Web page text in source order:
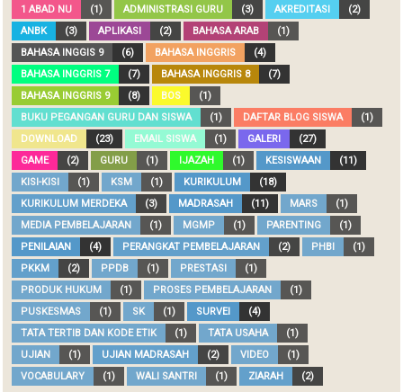
1 ABAD NU (1) ADMINISTRASI GURU (3) AKREDITASI
(2)
ANBK
(3) APLIKASI (2) BAHASA ARAB
(1)
BAHASA INGGIS 9
(6) BAHASA INGGRIS
(4)
BAHASA INGGRIS 7
(7) BAHASA INGGRIS 8
(7)
BAHASA INGGRIS 9
(8) BOS
(1)
BUKU PEGANGAN GURU DAN SISWA
(1) DAFTAR BLOG SISWA
(1)
DOWNLOAD
(23) EMAIL SISWA (1) GALERI
(27)
GAME
(2) GURU (1) IJAZAH (1) KESISWAAN
(11)
KISI-KISI
(1) KSM (1) KURIKULUM
(18)
KURIKULUM MERDEKA
(3) MADRASAH (11) MARS
(1)
MEDIA PEMBELAJARAN
(1) MGMP (1) PARENTING
(1)
PENILAIAN
(4) PERANGKAT PEMBELAJARAN (2) PHBI
(1)
PKKM
(2) PPDB (1) PRESTASI
(1)
PRODUK HUKUM
(1) PROSES PEMBELAJARAN
(1)
PUSKESMAS
(1) SK (1) SURVEI
(4)
TATA TERTIB DAN KODE ETIK
(1) TATA USAHA
(1)
UJIAN
(1) UJIAN MADRASAH (2) VIDEO
(1)
VOCABULARY
(1) WALI SANTRI (1) ZIARAH (2)